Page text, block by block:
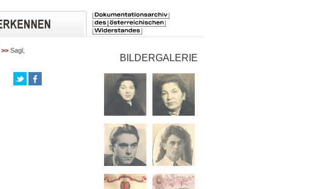
>> Sagl,
BILDERGALERIE